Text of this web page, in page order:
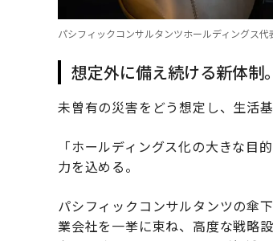
パシフィックコンサルタンツホールディングス代
想定外に備え続ける新体制
未曽有の災害をどう想定し、生活
「ホールディングス化の大きな目
力を込める。
パシフィックコンサルタンツの傘
業会社を一挙に束ね、高度な戦略